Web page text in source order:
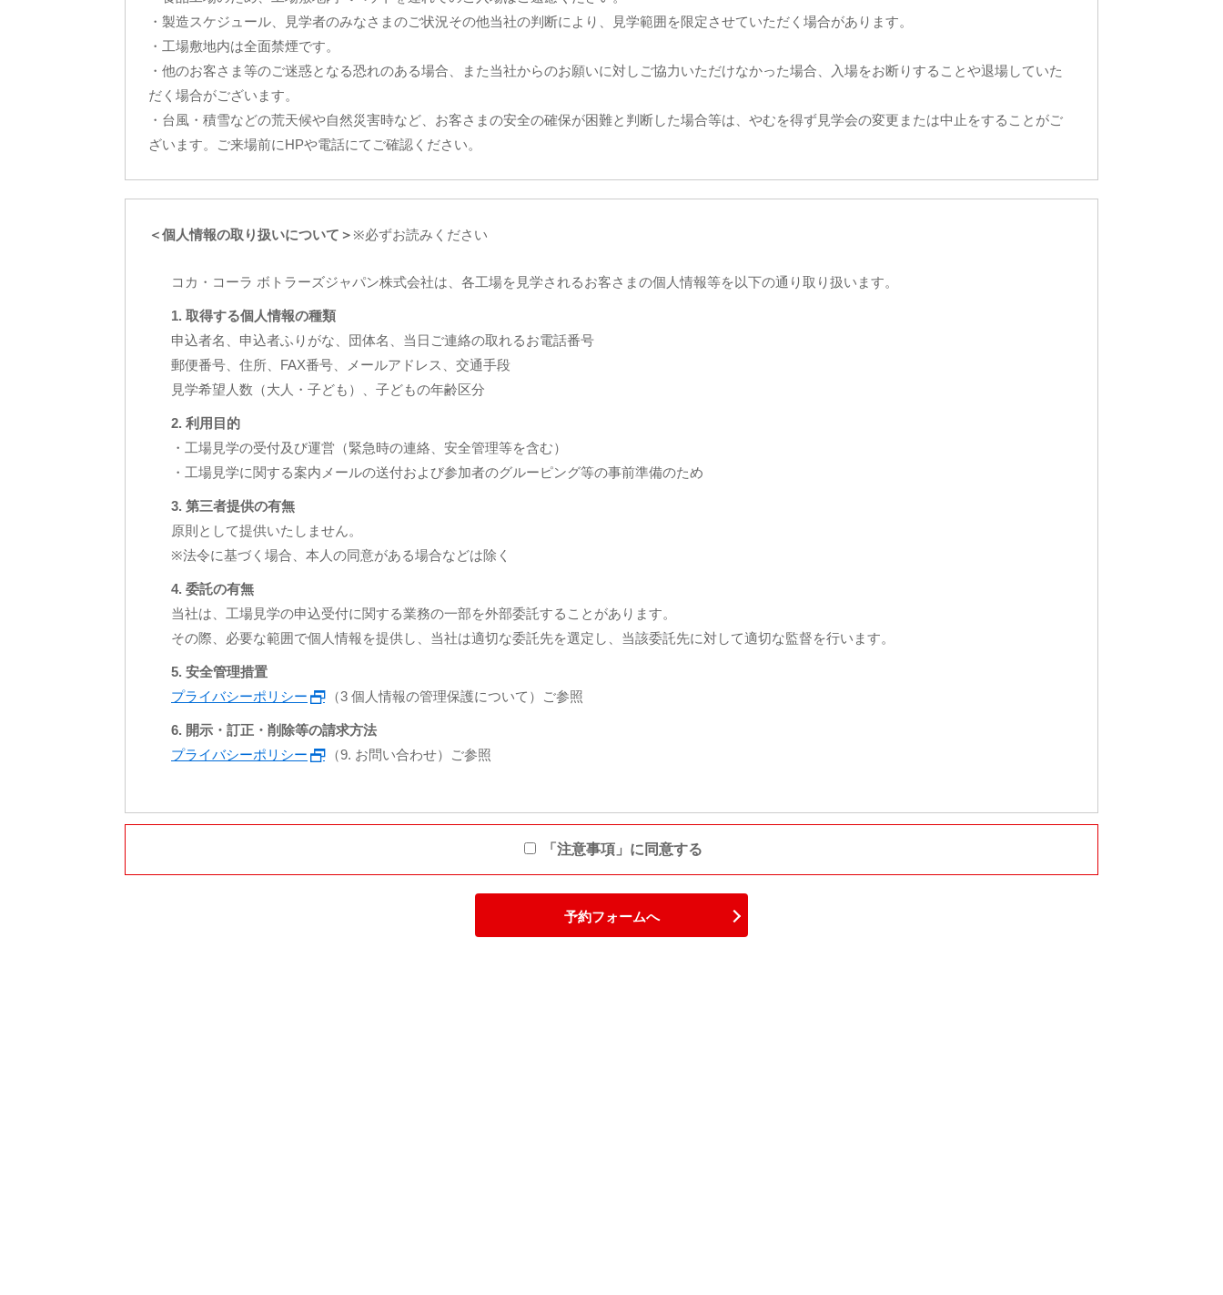
・製造スケジュール、見学者のみなさまのご状況その他当社の判断により、見学範囲を限定させていただく場合があります。
・工場敷地内は全面禁煙です。
・他のお客さま等のご迷惑となる恐れのある場合、また当社からのお願いに対しご協力いただけなかった場合、入場をお断りすることや退場していた
だく場合がございます。
・台風・積雪などの荒天候や自然災害時など、お客さまの安全の確保が困難と判断した場合等は、やむを得ず見学会の変更または中止をすることがご
ざいます。ご来場前にHPや電話にてご確認ください。
＜個人情報の取り扱いについて＞ ※必ずお読みください
コカ・コーラ ボトラーズジャパン株式会社は、各工場を見学されるお客さまの個人情報等を以下の通り取り扱います。
1. 取得する個人情報の種類
申込者名、申込者ふりがな、団体名、当日ご連絡の取れるお電話番号
郵便番号、住所、FAX番号、メールアドレス、交通手段
見学希望人数（大人・子ども）、子どもの年齢区分
2. 利用目的
・工場見学の受付及び運営（緊急時の連絡、安全管理等を含む）
・工場見学に関する案内メールの送付および参加者のグルーピング等の事前準備のため
3. 第三者提供の有無
原則として提供いたしません。
※法令に基づく場合、本人の同意がある場合などは除く
4. 委託の有無
当社は、工場見学の申込受付に関する業務の一部を外部委託することがあります。
その際、必要な範囲で個人情報を提供し、当社は適切な委託先を選定し、当該委託先に対して適切な監督を行います。
5. 安全管理措置
プライバシーポリシー
（3 個人情報の管理保護について）ご参照
6. 開示・訂正・削除等の請求方法
プライバシーポリシー
（9. お問い合わせ）ご参照
「注意事項」に同意する
予約フォームへ